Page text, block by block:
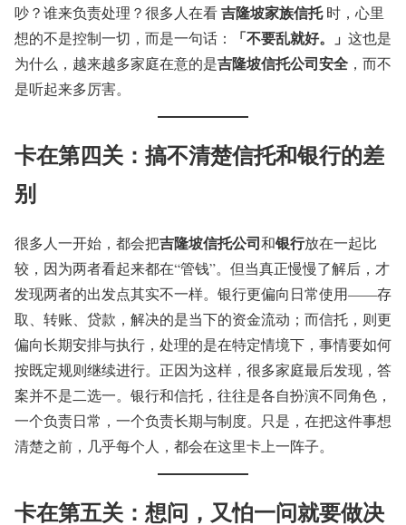
吵？谁来负责处理？很多人在看吉隆坡家族信托时，心里
想的不是控制一切，而是一句话：
「不要乱就好。」 这也是
为什么，越来越多家庭在意的是吉隆坡信托公司安全 ，而不
是听起来多厉害。
卡在第四关：搞不清楚信托和银行的差
别
很多人一开始，都会把吉隆坡信托公司和银行放在一起比
较，因为两者看起来都在“管钱”。但当真正慢慢了解后，才
发现两者的出发点其实不一样。银行更偏向日常使用——存
取、转账、贷款，解决的是当下的资金流动；而信托，则更
偏向长期安排与执行，处理的是在特定情境下，事情要如何
按既定规则继续进行。正因为这样，很多家庭最后发现，答
案并不是二选一。银行和信托，往往是各自扮演不同角色，
一个负责日常，一个负责长期与制度。只是，在把这件事想
清楚之前，几乎每个人，都会在这里卡上一阵子。
卡在第五关：想问，又怕一问就要做决